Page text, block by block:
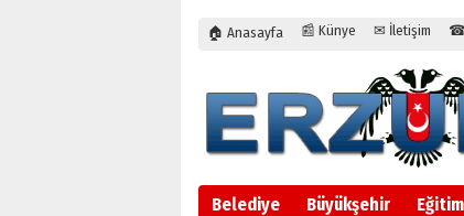
🏠 Anasayfa 📰 Künye ✉ İletişim ☎
Belediye Büyükşehir Eğitim